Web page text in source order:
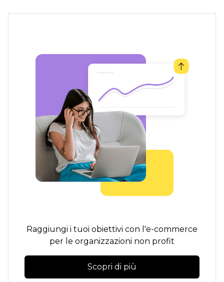
Raggiungi i tuoi obiettivi con l'e-commerce
per le organizzazioni non profit
Scopri di più